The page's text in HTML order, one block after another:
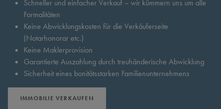
Schneller und einfacher Verkauf – wir kümmern uns um alle
Formalitäten
Keine Abwicklungskosten für die Verkäuferseite
(Notarhonorar etc.)
Keine Maklerprovision
Garantierte Auszahlung durch treuhänderische Abwicklung
Sicherheit eines bonitätsstarken Familienunternehmens
IMMOBILIE VERKAUFEN